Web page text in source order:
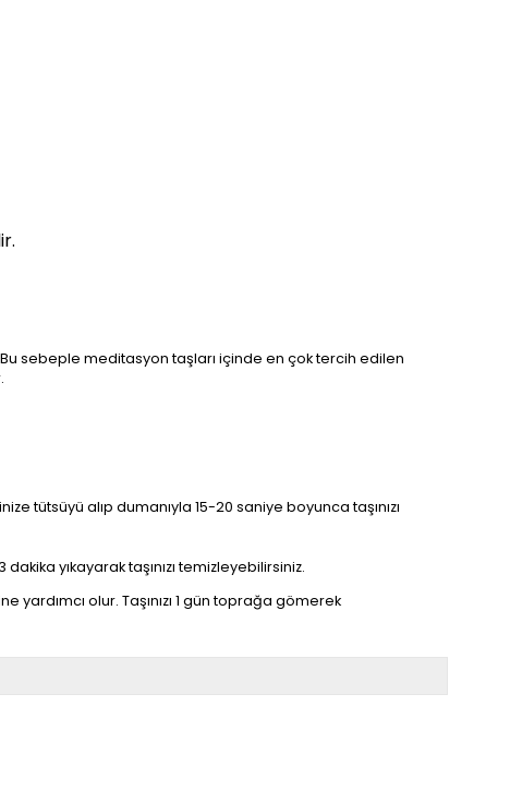
sebeple meditasyon taşları içinde en çok tercih edilen
tütsüyü alıp dumanıyla 15-20 saniye boyunca taşınızı
yıkayarak taşınızı temizleyebilirsiniz.
olur. Taşınızı 1 gün toprağa gömerek